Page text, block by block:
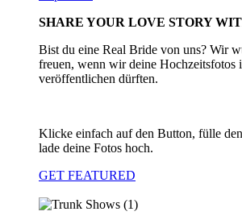
SHARE YOUR LOVE STORY
Bist du eine Real Bride von uns? Wir
freuen, wenn wir deine Hochzeitsfotos
veröffentlichen dürften.
Klicke einfach auf den Button, fülle
lade deine Fotos hoch.
GET FEATURED